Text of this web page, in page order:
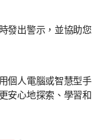
發出警示，並協助您
個人電腦或智慧型手
安心地探索、學習和